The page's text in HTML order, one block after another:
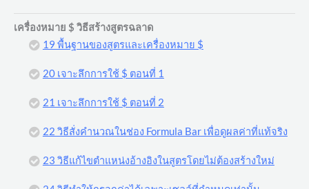
เครื่องหมาย $ วิธีสร้างสูตรฉลาด
19 พื้นฐานของสูตรและเครื่องหมาย $
20 เจาะลึกการใช้ $ ตอนที่ 1
21 เจาะลึกการใช้ $ ตอนที่ 2
22 วิธีสั่งคำนวณในช่อง Formula Bar เพื่อดูผลค่าที่แท้จริง
23 วิธีแก้ไขตำแหน่งอ้างอิงในสูตรโดยไม่ต้องสร้างใหม่